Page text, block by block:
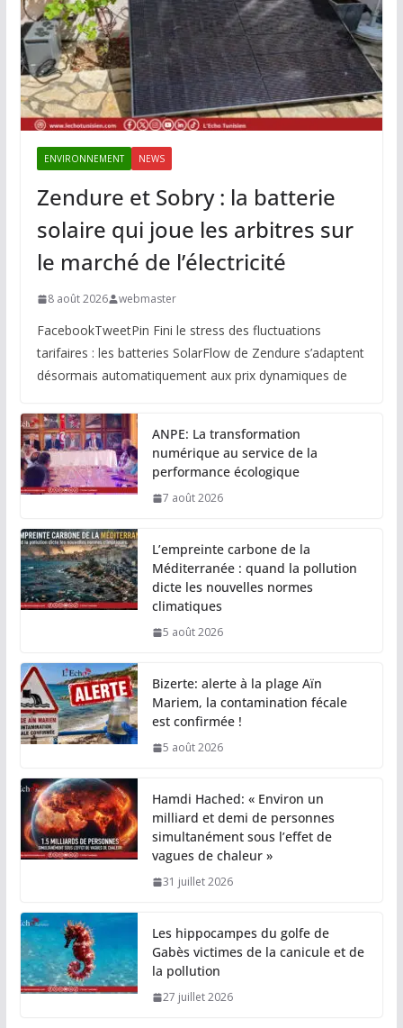
ENVIRONNEMENT NEWS
Zendure et Sobry : la batterie
solaire qui joue les arbitres sur
le marché de l’électricité
8 août 2026 webmaster
FacebookTweetPin Fini le stress des fluctuations
tarifaires : les batteries SolarFlow de Zendure s’adaptent
désormais automatiquement aux prix dynamiques de
ANPE: La transformation
numérique au service de la
performance écologique
7 août 2026
L’empreinte carbone de la
Méditerranée : quand la pollution
dicte les nouvelles normes
climatiques
5 août 2026
Bizerte: alerte à la plage Aïn
Mariem, la contamination fécale
est confirmée !
5 août 2026
Hamdi Hached: « Environ un
milliard et demi de personnes
simultanément sous l’effet de
vagues de chaleur »
31 juillet 2026
Les hippocampes du golfe de
Gabès victimes de la canicule et de
la pollution
27 juillet 2026